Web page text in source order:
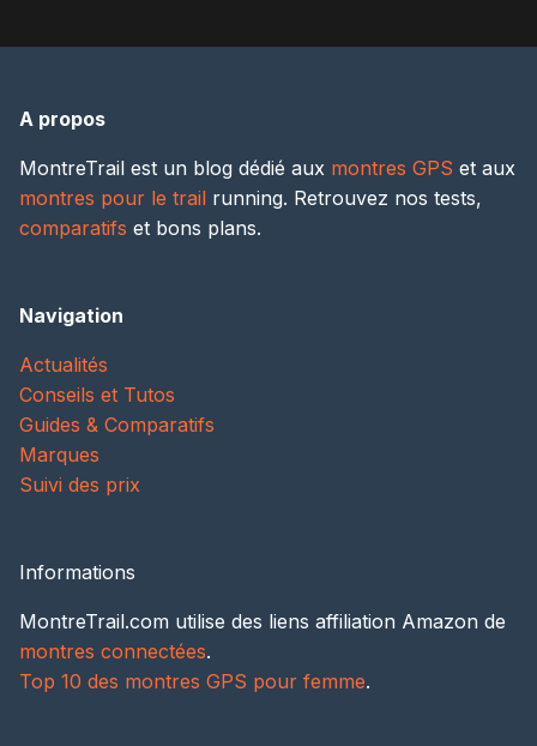
A propos
MontreTrail est un blog dédié aux montres GPS et aux
montres pour le trail running. Retrouvez nos tests,
comparatifs et bons plans.
Navigation
Actualités
Conseils et Tutos
Guides & Comparatifs
Marques
Suivi des prix
Informations
MontreTrail.com utilise des liens affiliation Amazon de
montres connectées.
Top 10 des montres GPS pour femme.